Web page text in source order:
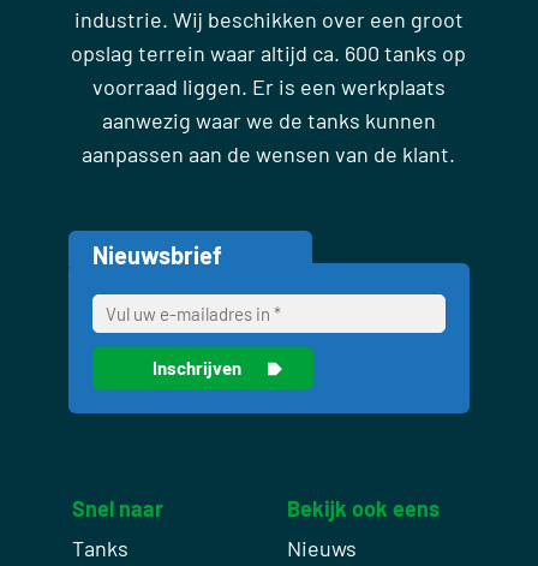
industrie. Wij beschikken over een groot
opslag terrein waar altijd ca. 600 tanks op
voorraad liggen. Er is een werkplaats
aanwezig waar we de tanks kunnen
aanpassen aan de wensen van de klant.
Nieuwsbrief
Snel naar
Tanks
Bekijk ook eens
Nieuws